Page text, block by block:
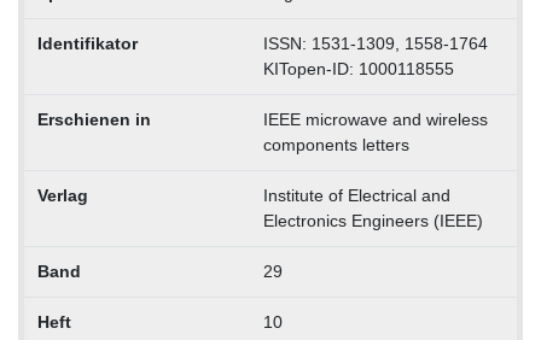
Identifikator
ISSN: 1531-1309, 1558-1764
KITopen-ID: 1000118555
Erschienen in
IEEE microwave and wireless
components letters
Verlag
Institute of Electrical and
Electronics Engineers (IEEE)
Band 29
Heft 10